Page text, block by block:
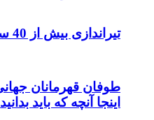
تیراندازی بیش از 40 سال رژه هالووین نیویورک
اینجا آنچه که باید بدانید